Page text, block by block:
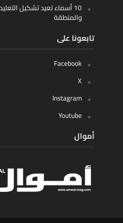
10 أسماء تعيد تشكيل
والمنطقة
تابعونا على
Facebook
X
Instagram
Youtube
أموال